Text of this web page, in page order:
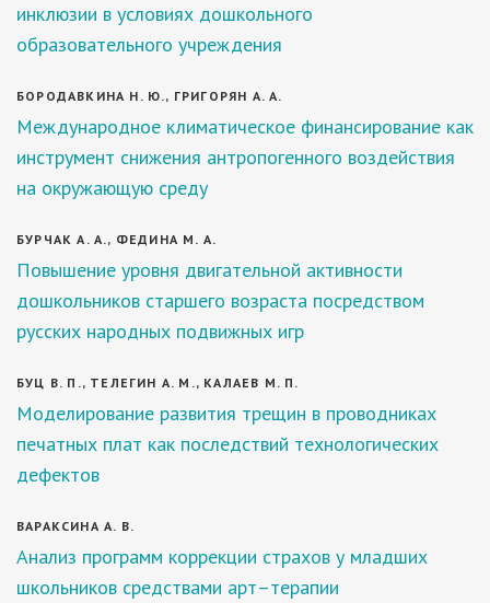
инклюзии в условиях дошкольного
образовательного учреждения
БОРОДАВКИНА Н. Ю., ГРИГОРЯН А. А.
Международное климатическое финансирование как
инструмент снижения антропогенного воздействия
на окружающую среду
БУРЧАК А. А., ФЕДИНА М. А.
Повышение уровня двигательной активности
дошкольников старшего возраста посредством
русских народных подвижных игр
БУЦ В. П., ТЕЛЕГИН А. М., КАЛАЕВ М. П.
Моделирование развития трещин в проводниках
печатных плат как последствий технологических
дефектов
ВАРАКСИНА А. В.
Анализ программ коррекции страхов у младших
школьников средствами арт–терапии